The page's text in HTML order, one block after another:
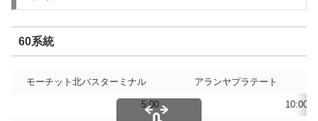
60系統
モーチット北バスターミナル アランヤプラテート
5:00 10:00